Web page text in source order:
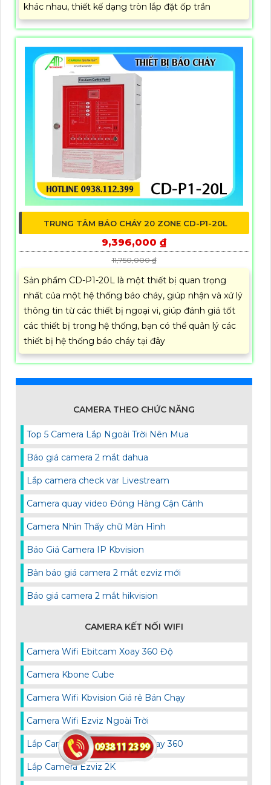
khác nhau, thiết kế dạng tròn lắp đặt ốp trần
TRUNG TÂM BÁO CHÁY 20 ZONE CD-P1-20L
9,396,000 ₫
11,750,000 ₫
Sản phẩm CD-P1-20L là một thiết bị quan trọng
nhất của một hệ thống báo cháy, giúp nhận và xử lý
thông tin từ các thiết bị ngoại vi, giúp đánh giá tốt
các thiết bị trong hệ thống, bạn có thể quản lý các
thiết bị hệ thống báo cháy tại đây
CAMERA THEO CHỨC NĂNG
Top 5 Camera Lắp Ngoài Trời Nên Mua
Báo giá camera 2 mắt dahua
Lắp camera check var Livestream
Camera quay video Đóng Hàng Cận Cảnh
Camera Nhìn Thấy chữ Màn Hình
Báo Giá Camera IP Kbvision
Bản báo giá camera 2 mắt ezviz mới
Báo giá camera 2 mắt hikvision
CAMERA KẾT NỐI WIFI
Camera Wifi Ebitcam Xoay 360 Độ
Camera Kbone Cube
Camera Wifi Kbvision Giá rẻ Bán Chạy
Camera Wifi Ezviz Ngoài Trời
Lắp Camera Wifi Ngoài Trời Xoay 360
Lắp Camera Ezviz 2K